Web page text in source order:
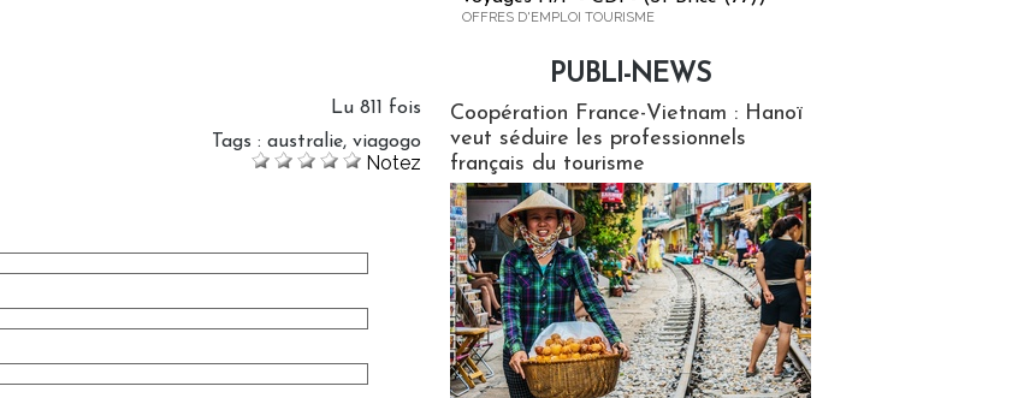
Lu 811 fois
Tags : australie, viagogo
Notez
OFFRES D'EMPLOI TOURISME
PUBLI-NEWS
Coopération France-Vietnam : Hanoï
veut séduire les professionnels
français du tourisme